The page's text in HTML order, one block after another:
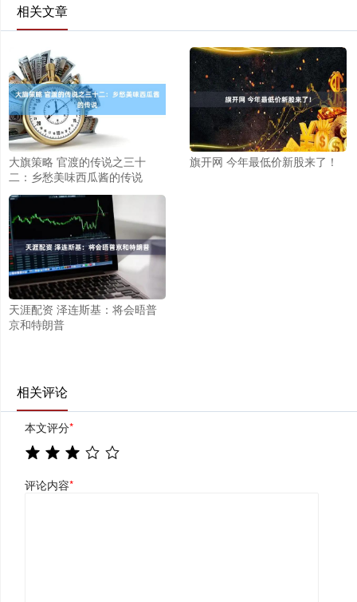
相关文章
大旗策略 官渡的传说之三十
二：乡愁美味西瓜酱的传说
旗开网 今年最低价新股来了！
天涯配资 泽连斯基：将会晤普
京和特朗普
相关评论
本文评分*
评论内容*